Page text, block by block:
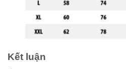
Kết luận